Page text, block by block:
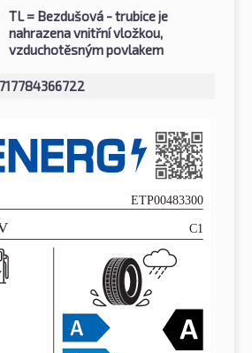
TL= Bezdušová - trubice je
nahrazena vnitřní vložkou,
vzduchotěsným povlakem